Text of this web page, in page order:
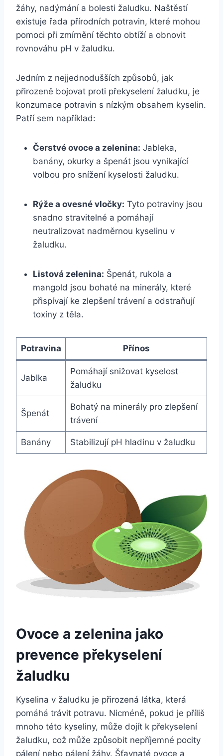
žáhy, nadýmání a bolesti žaludku. Naštěstí
existuje řada přírodních potravin, které mohou
pomoci při zmírnění těchto obtíží a obnovit
rovnováhu pH v žaludku.
Jedním z nejjednodušších způsobů, jak
přirozeně bojovat proti překyselení žaludku, je
konzumace potravin s nízkým obsahem kyselin.
Patří sem například:
Čerstvé ovoce a zelenina: Jableka,
banány, okurky a špenát jsou vynikající
volbou pro snížení kyselosti žaludku.
Rýže a ovesné vločky: Tyto potraviny jsou
snadno stravitelné a pomáhají
neutralizovat nadměrnou kyselinu v
žaludku.
Listová zelenina: Špenát, rukola a
mangold jsou bohaté na minerály, které
přispívají ke zlepšení trávení a odstraňují
toxiny z těla.
Potravina Přínos
Jablka
Pomáhají snižovat kyselost
žaludku
Špenát
Bohatý na minerály pro zlepšení
trávení
Banány Stabilizují pH hladinu v žaludku
Ovoce a zelenina jako
prevence překyselení
žaludku
Kyselina v žaludku je přirozená látka, která
pomáhá trávit potravu. Nicméně, pokud je příliš
mnoho této kyseliny, může dojít k překyselení
žaludku, což může způsobit nepříjemné pocity
pálení nebo pálení žáhy. Šťavnaté ovoce a